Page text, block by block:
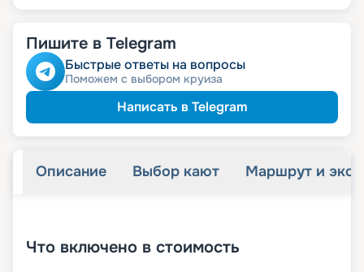
Пишите в Telegram
Быстрые ответы на вопросы
Поможем с выбором круиза
Написать в Telegram
Описание Выбор кают Маршрут и
Что включено в стоимость